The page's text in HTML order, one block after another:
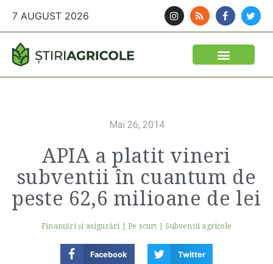
7 AUGUST 2026
Mai 26, 2014
APIA a platit vineri
subventii în cuantum de
peste 62,6 milioane de lei
Finanţări şi asigurări |Pe scurt |Subvenții agricole
Facebook Twitter